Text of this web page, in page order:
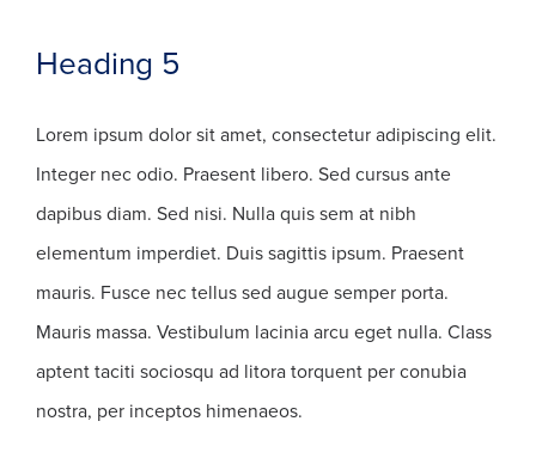
Heading 5
Lorem ipsum dolor sit amet, consectetur adipiscing elit.
Integer nec odio. Praesent libero. Sed cursus ante
dapibus diam. Sed nisi. Nulla quis sem at nibh
elementum imperdiet. Duis sagittis ipsum. Praesent
mauris. Fusce nec tellus sed augue semper porta.
Mauris massa. Vestibulum lacinia arcu eget nulla. Class
aptent taciti sociosqu ad litora torquent per conubia
nostra, per inceptos himenaeos.